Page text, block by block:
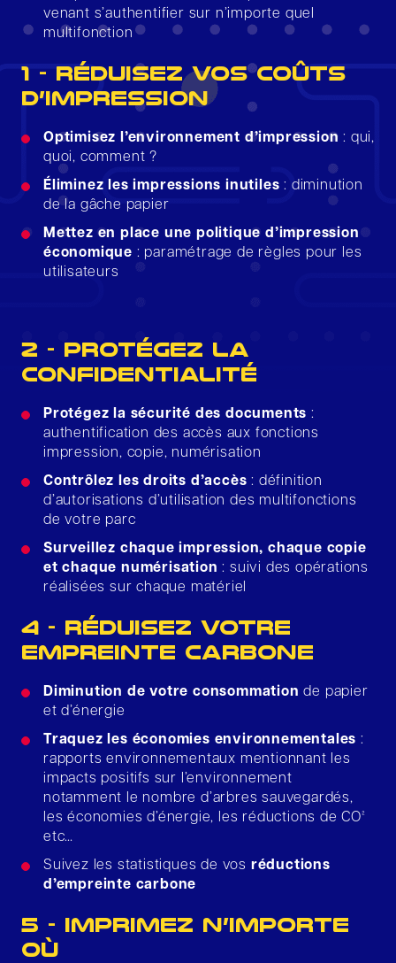
venant s’authentifier sur n’importe quel
multifonction
1 - RÉDUISEZ VOS COÛTS
D’IMPRESSION
Optimisez l’environnement d’impression : qui,
quoi, comment ?
Éliminez les impressions inutiles : diminution
de la gâche papier
Mettez en place une politique d’impression
économique : paramétrage de règles pour les
utilisateurs
2 - PROTÉGEZ LA
CONFIDENTIALITÉ
Protégez la sécurité des documents :
authentification des accès aux fonctions
impression, copie, numérisation
Contrôlez les droits d’accès : définition
d’autorisations d’utilisation des multifonctions
de votre parc
Surveillez chaque impression, chaque copie
et chaque numérisation : suivi des opérations
réalisées sur chaque matériel
4 - RÉDUISEZ VOTRE
EMPREINTE CARBONE
Diminution de votre consommation de papier
et d’énergie
Traquez les économies environnementales :
rapports environnementaux mentionnant les
impacts positifs sur l’environnement
notamment le nombre d’arbres sauvegardés,
les économies d’énergie, les réductions de CO²
etc…
Suivez les statistiques de vos réductions
d’empreinte carbone
5 - IMPRIMEZ N’IMPORTE
OÙ